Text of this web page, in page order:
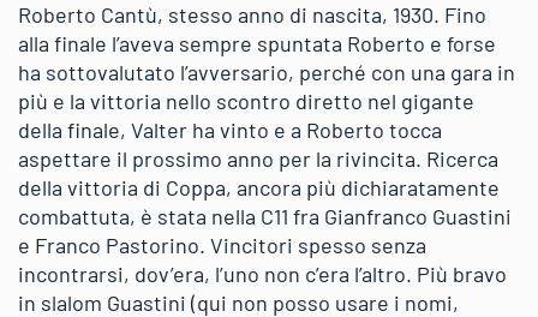
Roberto Cantù, stesso anno di nascita, 1930. Fino
alla finale l’aveva sempre spuntata Roberto e forse
ha sottovalutato l’avversario, perché con una gara in
più e la vittoria nello scontro diretto nel gigante
della finale, Valter ha vinto e a Roberto tocca
aspettare il prossimo anno per la rivincita. Ricerca
della vittoria di Coppa, ancora più dichiaratamente
combattuta, è stata nella C11 fra Gianfranco Guastini
e Franco Pastorino. Vincitori spesso senza
incontrarsi, dov’era, l’uno non c’era l’altro. Più bravo
in slalom Guastini (qui non posso usare i nomi,